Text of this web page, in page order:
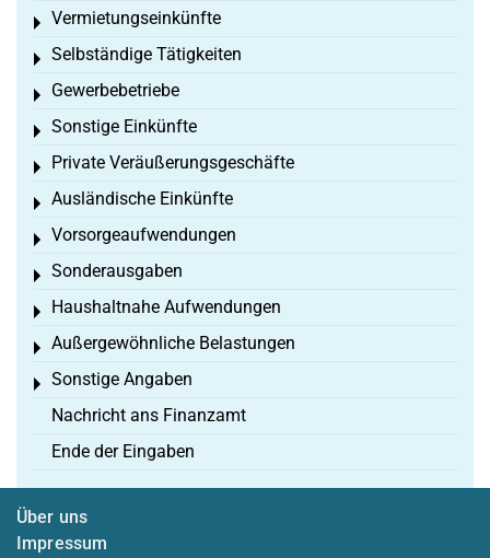
Vermietungseinkünfte
Toggle menu
Selbständige Tätigkeiten
Toggle menu
Gewerbebetriebe
Toggle menu
Sonstige Einkünfte
Toggle menu
Private Veräußerungsgeschäfte
Toggle menu
Ausländische Einkünfte
Toggle menu
Vorsorgeaufwendungen
Toggle menu
Sonderausgaben
Toggle menu
Haushaltnahe Aufwendungen
Toggle menu
Außergewöhnliche Belastungen
Toggle menu
Sonstige Angaben
Toggle menu
Nachricht ans Finanzamt
Ende der Eingaben
Über uns
Impressum